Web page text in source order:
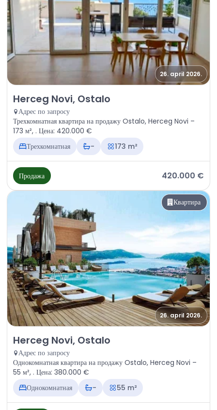
26. april 2026.
Продажа - Квартира Herceg Novi, Ostalo
Herceg Novi, Ostalo
Адрес по запросу
Трехкомнатная квартира на продажу Ostalo, Herceg Novi –
173 м², . Цена: 420.000 €
Трехкомнатная
- 173 m²
Продажа 420.000 €
Квартира
26. april 2026.
Продажа - Квартира Herceg Novi, Ostalo
Herceg Novi, Ostalo
Адрес по запросу
Однокомнатная квартира на продажу Ostalo, Herceg Novi –
55 м², . Цена: 380.000 €
Однокомнатная
- 55 m²